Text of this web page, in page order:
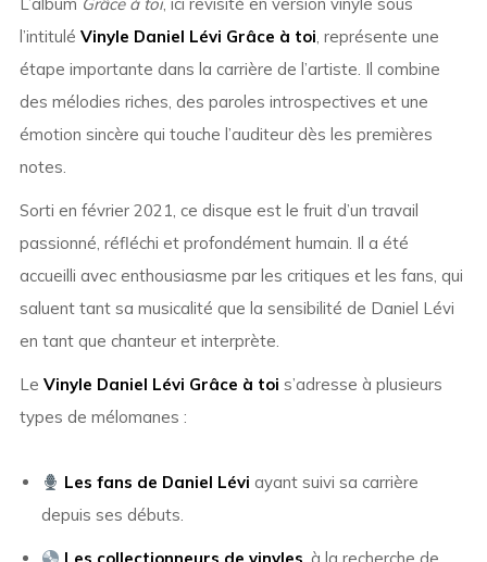
l’intitulé Vinyle Daniel Lévi Grâce à toi, représente une
étape importante dans la carrière de l’artiste. Il combine
des mélodies riches, des paroles introspectives et une
émotion sincère qui touche l’auditeur dès les premières
notes.
Sorti en février 2021, ce disque est le fruit d’un travail
passionné, réfléchi et profondément humain. Il a été
accueilli avec enthousiasme par les critiques et les fans, qui
saluent tant sa musicalité que la sensibilité de Daniel Lévi
en tant que chanteur et interprète.
Le Vinyle Daniel Lévi Grâce à toi s’adresse à plusieurs
types de mélomanes :
Les fans de Daniel Lévi ayant suivi sa carrière
depuis ses débuts.